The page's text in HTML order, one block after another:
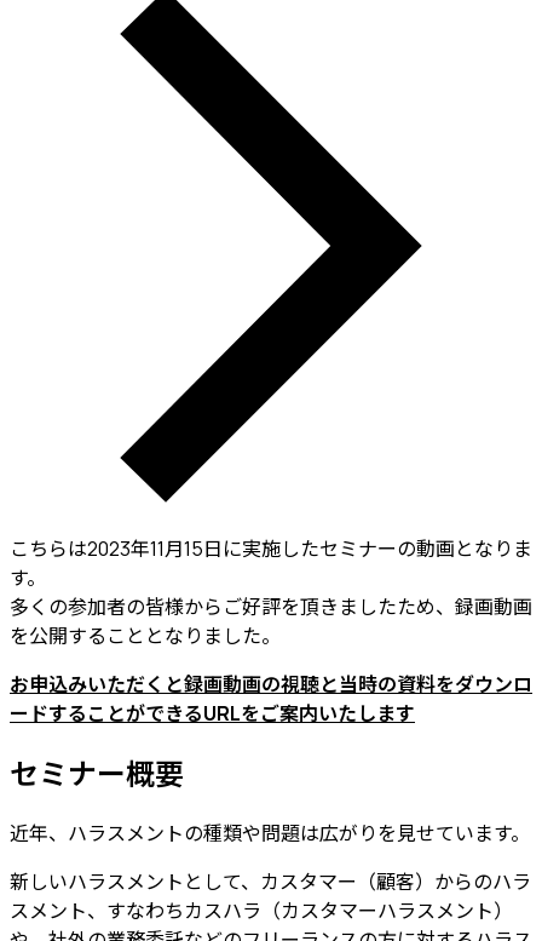
こちらは2023年11月15日に実施したセミナーの動画となりま
す。
多くの参加者の皆様からご好評を頂きましたため、録画動画
を公開することとなりました。
お申込みいただくと録画動画の視聴と当時の資料をダウンロ
ードすることができるURLをご案内いたします
セミナー概要
近年、ハラスメントの種類や問題は広がりを見せています。
新しいハラスメントとして、カスタマー（顧客）からのハラ
スメント、すなわちカスハラ（カスタマーハラスメント）